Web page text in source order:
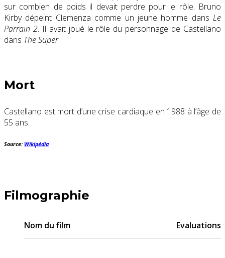
sur combien de poids il devait perdre pour le rôle. Bruno
Kirby dépeint Clemenza comme un jeune homme dans Le
Parrain 2. Il avait joué le rôle du personnage de Castellano
dans The Super.
Mort
Castellano est mort d’une crise cardiaque en 1988 à l’âge de
55 ans.
Source: Wikipédia
Filmographie
Nom du film Evaluations